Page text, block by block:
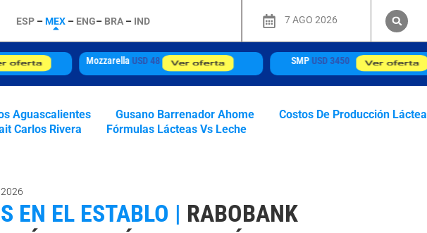
ESP–MEX– ENG– BRA– IND 7 AGO 2026
SMP USD 3450 WPC80 InstUSD 25505
Aguascalientes Gusano Barrenador Ahome
Costos De Producción Láctea
Carlos Rivera Fórmulas Lácteas Vs Leche
EN EL ESTABLO | RABOBANK